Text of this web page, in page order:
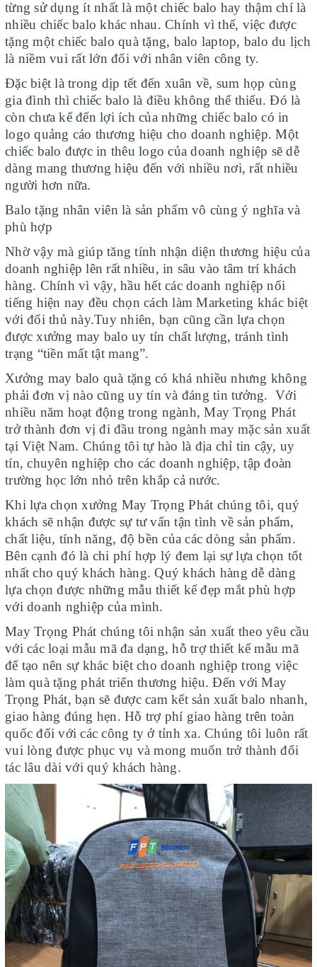
từng sử dụng ít nhất là một chiếc balo hay thậm chí là
nhiều chiếc balo khác nhau. Chính vì thế, việc được
tặng một chiếc balo quà tặng, balo laptop, balo du lịch
là niềm vui rất lớn đối với nhân viên công ty.
Đặc biệt là trong dịp tết đến xuân về, sum họp cùng
gia đình thì chiếc balo là điều không thể thiếu. Đó là
còn chưa kể đến lợi ích của những chiếc balo có in
logo quảng cáo thương hiệu cho doanh nghiệp. Một
chiếc balo được in thêu logo của doanh nghiệp sẽ dễ
dàng mang thương hiệu đến với nhiều nơi, rất nhiều
người hơn nữa.
Balo tặng nhân viên là sản phẩm vô cùng ý nghĩa và
phù hợp
Nhờ vậy mà giúp tăng tính nhận diện thương hiệu của
doanh nghiệp lên rất nhiều, in sâu vào tâm trí khách
hàng. Chính vì vậy, hầu hết các doanh nghiệp nổi
tiếng hiện nay đều chọn cách làm Marketing khác biệt
với đối thủ này.Tuy nhiên, bạn cũng cần lựa chọn
được xưởng may balo uy tín chất lượng, tránh tình
trạng “tiền mất tật mang”.
Xưởng may balo quà tặng có khá nhiều nhưng không
phải đơn vị nào cũng uy tín và đáng tin tưởng. Với
nhiều năm hoạt động trong ngành, May Trọng Phát
trở thành đơn vị đi đầu trong ngành may mặc sản xuất
tại Việt Nam. Chúng tôi tự hào là địa chỉ tin cậy, uy
tín, chuyên nghiệp cho các doanh nghiệp, tập đoàn
trường học lớn nhỏ trên khắp cả nước.
Khi lựa chọn xưởng May Trọng Phát chúng tôi, quý
khách sẽ nhận được sự tư vấn tận tình về sản phẩm,
chất liệu, tính năng, độ bền của các dòng sản phẩm.
Bên cạnh đó là chi phí hợp lý đem lại sự lựa chọn tốt
nhất cho quý khách hàng. Quý khách hàng dễ dàng
lựa chọn được những mẫu thiết kế đẹp mắt phù hợp
với doanh nghiệp của mình.
May Trọng Phát chúng tôi nhận sản xuất theo yêu cầu
với các loại mẫu mã đa dạng, hỗ trợ thiết kế mẫu mã
để tạo nên sự khác biệt cho doanh nghiệp trong việc
làm quà tặng phát triển thương hiệu. Đến với May
Trọng Phát, bạn sẽ được cam kết sản xuất balo nhanh,
giao hàng đúng hẹn. Hỗ trợ phí giao hàng trên toàn
quốc đối với các công ty ở tỉnh xa. Chúng tôi luôn rất
vui lòng được phục vụ và mong muốn trở thành đối
tác lâu dài với quý khách hàng.